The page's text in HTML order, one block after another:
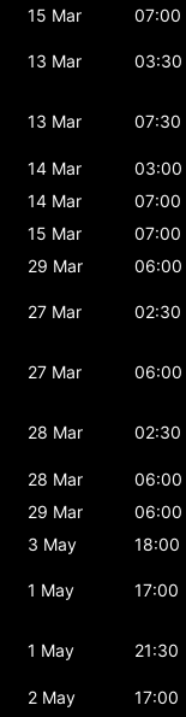
15 Mar
07:00
13 Mar 03:30
13 Mar 07:30
14 Mar
03:00
14 Mar
07:00
15 Mar
07:00
29 Mar
06:00
27 Mar 02:30
27 Mar 06:00
28 Mar 02:30
28 Mar
06:00
29 Mar
06:00
3 May
18:00
1 May 17:00
1 May 21:30
2 May
17:00